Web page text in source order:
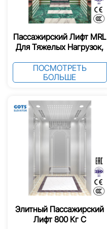
Пассажирский Лифт MRL
Для Тяжелых Нагрузок,
EAC
ПОСМОТРЕТЬ
БОЛЬШЕ
Элитный Пассажирский
Лифт 800 Кг С